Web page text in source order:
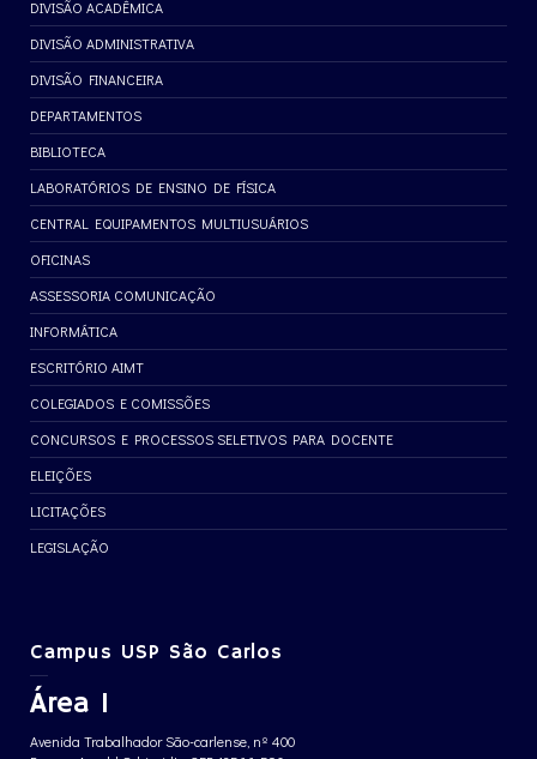
DIVISÃO ACADÊMICA
DIVISÃO ADMINISTRATIVA
DIVISÃO FINANCEIRA
DEPARTAMENTOS
BIBLIOTECA
LABORATÓRIOS DE ENSINO DE FÍSICA
CENTRAL EQUIPAMENTOS MULTIUSUÁRIOS
OFICINAS
ASSESSORIA COMUNICAÇÃO
INFORMÁTICA
ESCRITÓRIO AIMT
COLEGIADOS E COMISSÕES
CONCURSOS E PROCESSOS SELETIVOS PARA DOCENTE
ELEIÇÕES
LICITAÇÕES
LEGISLAÇÃO
Campus USP São Carlos
Área 1
Avenida Trabalhador São-carlense, nº 400